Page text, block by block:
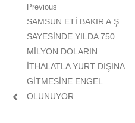
Yazı
gezinmesi
Previous
Previous
post:
SAMSUN ETİ BAKIR A.Ş.
SAYESİNDE YILDA 750
MİLYON DOLARIN
İTHALATLA YURT DIŞINA
GİTMESİNE ENGEL
OLUNUYOR